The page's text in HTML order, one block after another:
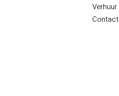
Verhuur
Contact